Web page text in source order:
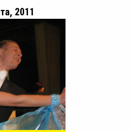
2011